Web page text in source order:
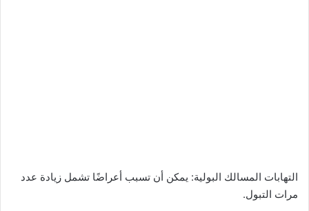
التهابات المسالك البولية: يمكن أن تسبب أعراضًا تشمل زيادة عدد
مرات التبول.